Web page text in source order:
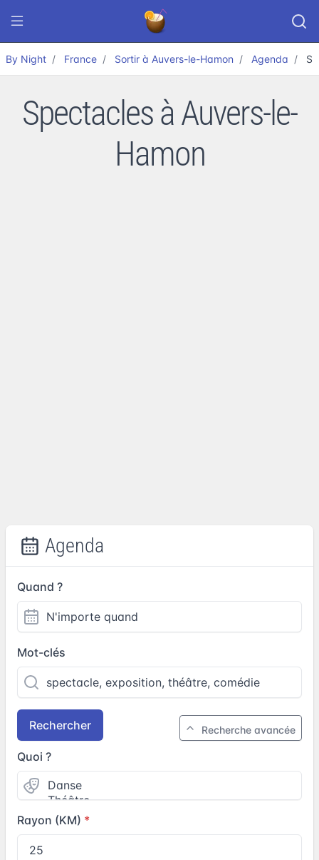
By Night France Sortir à Auvers-le-Hamon Agenda
Spectacles à Auvers-le-
Hamon
Agenda
Quand ?
Mot-clés
Rechercher Recherche avancée
Quoi ?
Rayon (KM)